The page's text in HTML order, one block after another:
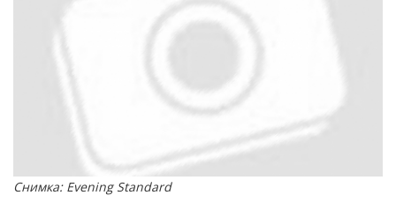
Снимка: Evening Standard